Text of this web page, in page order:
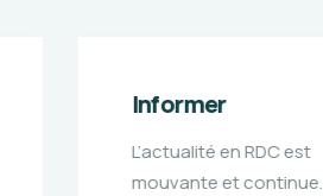
Participer
La CCL-KY participe au
développement de la